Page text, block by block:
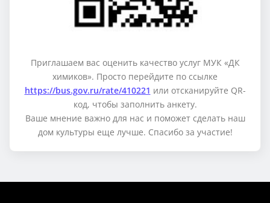
Приглашаем вас оценить качество услуг МУК «ДК
химиков». Просто перейдите по ссылке
https://bus.gov.ru/rate/410221 или отсканируйте QR-
код, чтобы заполнить анкету.
Ваше мнение важно для нас и поможет сделать наш
дом культуры еще лучше. Спасибо за участие!